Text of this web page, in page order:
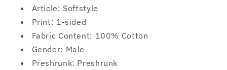
Article: Softstyle
Print: 1-sided
Fabric Content: 100% Cotton
Gender: Male
Preshrunk: Preshrunk